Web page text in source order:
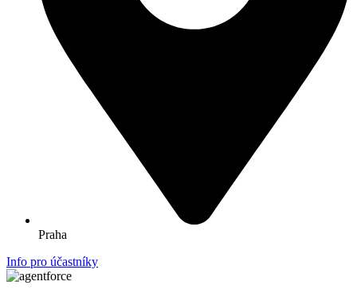
Praha
Info pro účastníky